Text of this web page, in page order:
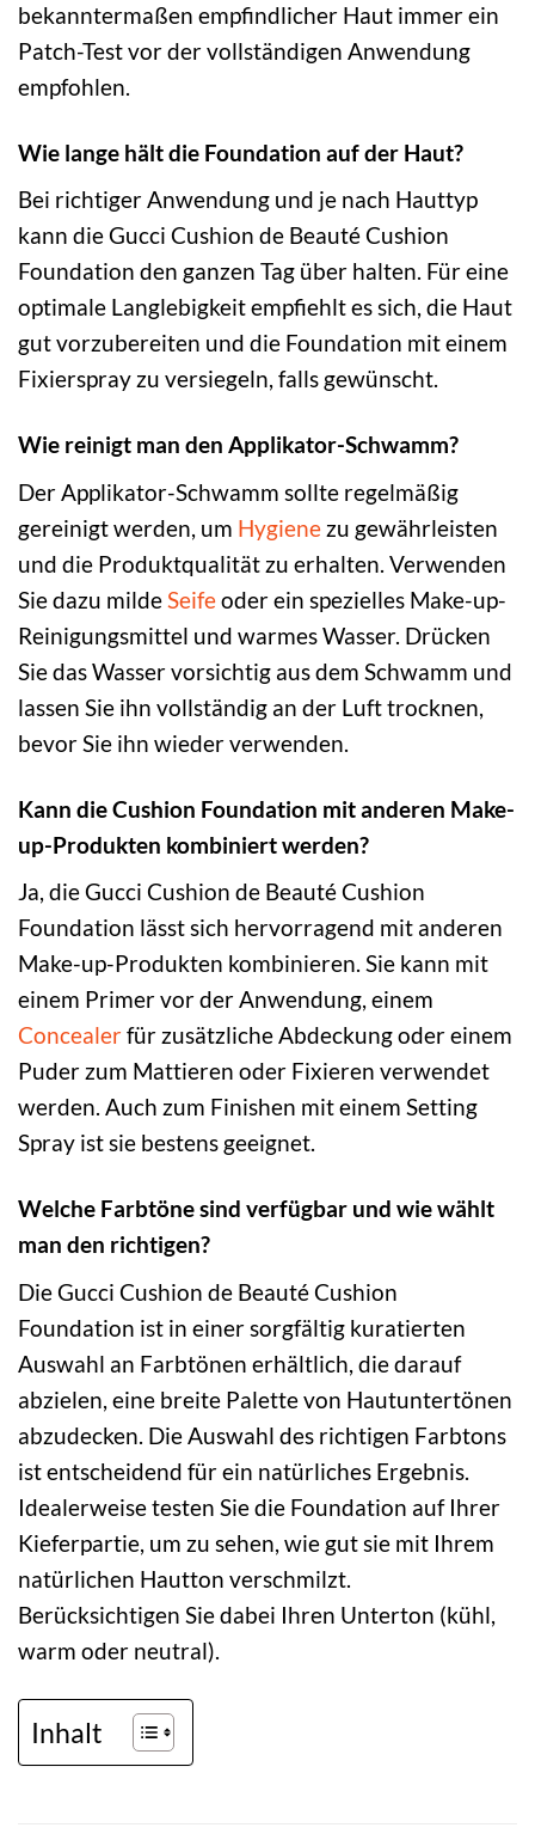
bekanntermaßen empfindlicher Haut immer ein
Patch-Test vor der vollständigen Anwendung
empfohlen.
Wie lange hält die Foundation auf der Haut?
Bei richtiger Anwendung und je nach Hauttyp
kann die Gucci Cushion de Beauté Cushion
Foundation den ganzen Tag über halten. Für eine
optimale Langlebigkeit empfiehlt es sich, die Haut
gut vorzubereiten und die Foundation mit einem
Fixierspray zu versiegeln, falls gewünscht.
Wie reinigt man den Applikator-Schwamm?
Der Applikator-Schwamm sollte regelmäßig
gereinigt werden, um Hygiene zu gewährleisten
und die Produktqualität zu erhalten. Verwenden
Sie dazu mildeSeifeoder ein spezielles Make-up-
Reinigungsmittel und warmes Wasser. Drücken
Sie das Wasser vorsichtig aus dem Schwamm und
lassen Sie ihn vollständig an der Luft trocknen,
bevor Sie ihn wieder verwenden.
Kann die Cushion Foundation mit anderen Make-
up-Produkten kombiniert werden?
Ja, die Gucci Cushion de Beauté Cushion
Foundation lässt sich hervorragend mit anderen
Make-up-Produkten kombinieren. Sie kann mit
einem Primer vor der Anwendung, einem
Concealerfür zusätzliche Abdeckung oder einem
Puder zum Mattieren oder Fixieren verwendet
werden. Auch zum Finishen mit einem Setting
Spray ist sie bestens geeignet.
Welche Farbtöne sind verfügbar und wie wählt
man den richtigen?
Die Gucci Cushion de Beauté Cushion
Foundation ist in einer sorgfältig kuratierten
Auswahl an Farbtönen erhältlich, die darauf
abzielen, eine breite Palette von Hautuntertönen
abzudecken. Die Auswahl des richtigen Farbtons
ist entscheidend für ein natürliches Ergebnis.
Idealerweise testen Sie die Foundation auf Ihrer
Kieferpartie, um zu sehen, wie gut sie mit Ihrem
natürlichen Hautton verschmilzt.
Berücksichtigen Sie dabei Ihren Unterton (kühl,
warm oder neutral).
Inhalt